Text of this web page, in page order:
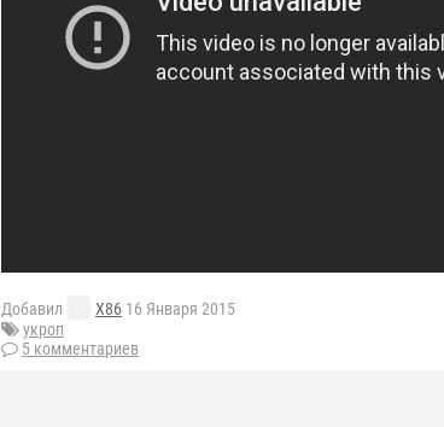
Добавил X86 16 Января 2015
укроп
5 комментариев